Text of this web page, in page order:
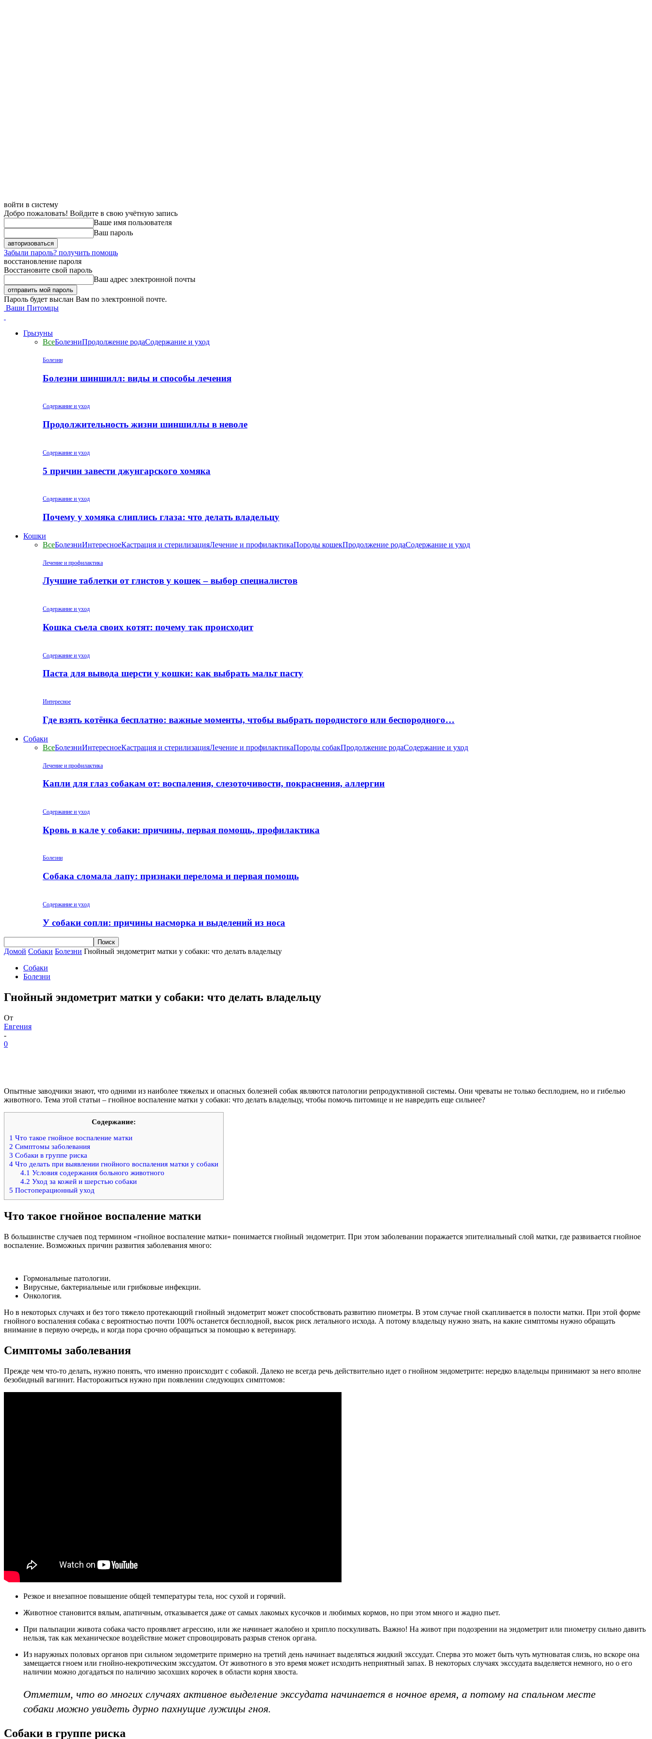
войти в систему
Добро пожаловать! Войдите в свою учётную запись
Ваше имя пользователя
Ваш пароль
Забыли пароль? получить помощь
восстановление пароля
Восстановите свой пароль
Ваш адрес электронной почты
Пароль будет выслан Вам по электронной почте.
Ваши Питомцы
Грызуны
ВсеБолезниПродолжение родаСодержание и уход
Болезни
Болезни шиншилл: виды и способы лечения
Содержание и уход
Продолжительность жизни шиншиллы в неволе
Содержание и уход
5 причин завести джунгарского хомяка
Содержание и уход
Почему у хомяка слиплись глаза: что делать владельцу
Кошки
ВсеБолезниИнтересноеКастрация и стерилизацияЛечение и профилактикаПороды кошекПродолжение родаСодержание и уход
Лечение и профилактика
Лучшие таблетки от глистов у кошек – выбор специалистов
Содержание и уход
Кошка съела своих котят: почему так происходит
Содержание и уход
Паста для вывода шерсти у кошки: как выбрать мальт пасту
Интересное
Где взять котёнка бесплатно: важные моменты, чтобы выбрать породистого или беспородного…
Собаки
ВсеБолезниИнтересноеКастрация и стерилизацияЛечение и профилактикаПороды собакПродолжение родаСодержание и уход
Лечение и профилактика
Капли для глаз собакам от: воспаления, слезоточивости, покраснения, аллергии
Содержание и уход
Кровь в кале у собаки: причины, первая помощь, профилактика
Болезни
Собака сломала лапу: признаки перелома и первая помощь
Содержание и уход
У собаки сопли: причины насморка и выделений из носа
Домой Собаки Болезни Гнойный эндометрит матки у собаки: что делать владельцу
Собаки
Болезни
Гнойный эндометрит матки у собаки: что делать владельцу
От
Евгения
-
0
Опытные заводчики знают, что одними из наиболее тяжелых и опасных болезней собак являются патологии репродуктивной системы. Они чреваты не только бесплодием, но и гибелью
животного. Тема этой статьи – гнойное воспаление матки у собаки: что делать владельцу, чтобы помочь питомице и не навредить еще сильнее?
Содержание:
1 Что такое гнойное воспаление матки
2 Симптомы заболевания
3 Собаки в группе риска
4 Что делать при выявлении гнойного воспаления матки у собаки
4.1 Условия содержания больного животного
4.2 Уход за кожей и шерстью собаки
5 Постоперационный уход
Что такое гнойное воспаление матки
В большинстве случаев под термином «гнойное воспаление матки» понимается гнойный эндометрит. При этом заболевании поражается эпителиальный слой матки, где развивается гнойное
воспаление. Возможных причин развития заболевания много:
Гормональные патологии.
Вирусные, бактериальные или грибковые инфекции.
Онкология.
Но в некоторых случаях и без того тяжело протекающий гнойный эндометрит может способствовать развитию пиометры. В этом случае гной скапливается в полости матки. При этой форме
гнойного воспаления собака с вероятностью почти 100% останется бесплодной, высок риск летального исхода. А потому владельцу нужно знать, на какие симптомы нужно обращать
внимание в первую очередь, и когда пора срочно обращаться за помощью к ветеринару.
Симптомы заболевания
Прежде чем что-то делать, нужно понять, что именно происходит с собакой. Далеко не всегда речь действительно идет о гнойном эндометрите: нередко владельцы принимают за него вполне
безобидный вагинит. Насторожиться нужно при появлении следующих симптомов:
Резкое и внезапное повышение общей температуры тела, нос сухой и горячий.
Животное становится вялым, апатичным, отказывается даже от самых лакомых кусочков и любимых кормов, но при этом много и жадно пьет.
При пальпации живота собака часто проявляет агрессию, или же начинает жалобно и хрипло поскуливать. Важно! На живот при подозрении на эндометрит или пиометру сильно давить
нельзя, так как механическое воздействие может спровоцировать разрыв стенок органа.
Из наружных половых органов при сильном эндометрите примерно на третий день начинает выделяться жидкий экссудат. Сперва это может быть чуть мутноватая слизь, но вскоре она
замещается гноем или гнойно-некротическим экссудатом. От животного в это время может исходить неприятный запах. В некоторых случаях экссудата выделяется немного, но о его
наличии можно догадаться по наличию засохших корочек в области корня хвоста.
Отметим, что во многих случаях активное выделение экссудата начинается в ночное время, а потому на спальном месте
собаки можно увидеть дурно пахнущие лужицы гноя.
Собаки в группе риска